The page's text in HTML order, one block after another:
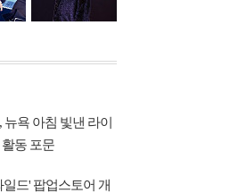
뉴욕 아침 빛낸 라이
동 포문
일드' 팝업스토어 개